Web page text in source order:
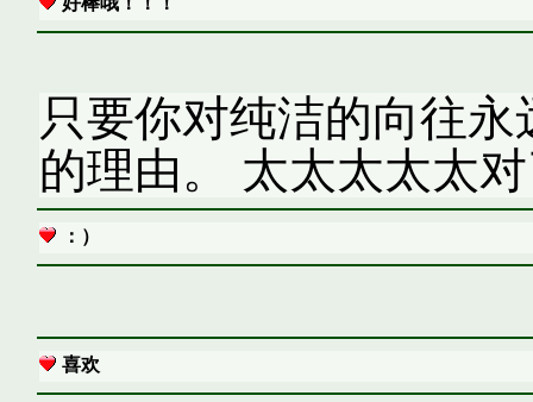
只要你对纯洁的向往
的理由。 太太太太太
：）
喜欢